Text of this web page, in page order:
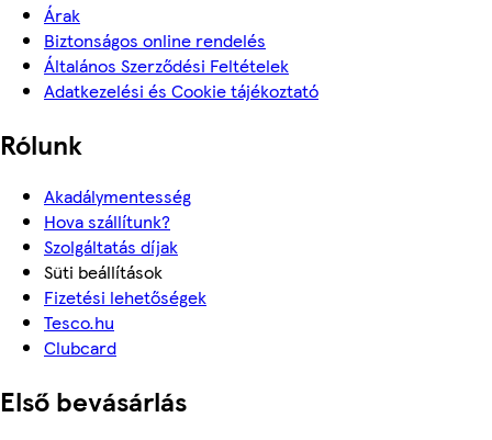
Árak
Biztonságos online rendelés
Általános Szerződési Feltételek
Adatkezelési és Cookie tájékoztató
Rólunk
Akadálymentesség
Hova szállítunk?
Szolgáltatás díjak
Süti beállítások
Fizetési lehetőségek
Tesco.hu
Clubcard
Első bevásárlás